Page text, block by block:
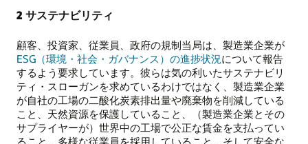
2 サステナビリティ
顧客、投資家、従業員、政府の規制当局は、製造業企業が
ESG（環境・社会・ガバナンス）の進捗状況について報告
するよう要求しています。彼らは気の利いたサステナビリ
ティ・スローガンを求めているわけではなく、製造業企業
が自社の工場の二酸化炭素排出量や廃棄物を削減している
こと、天然資源を保護していること、（製造業企業とその
サプライヤーが）世界中の工場で公正な賃金を支払ってい